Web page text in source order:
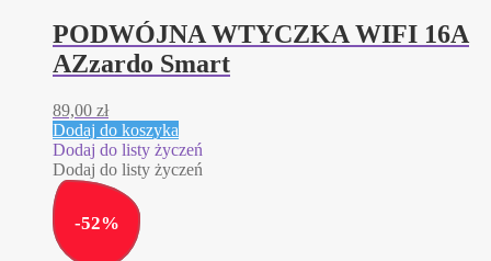
PODWÓJNA WTYCZKA WIFI 16A
AZzardo Smart
89,00 zł
Dodaj do koszyka
Dodaj do listy życzeń
Dodaj do listy życzeń
-52%